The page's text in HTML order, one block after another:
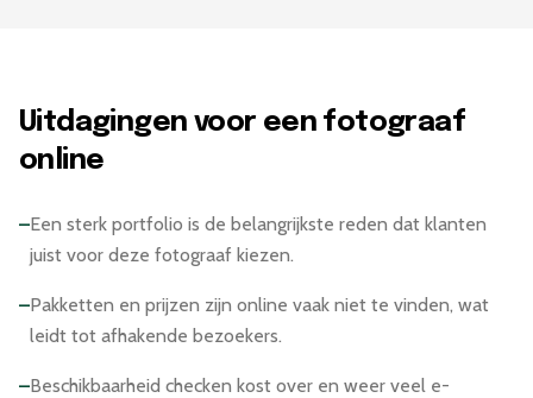
Uitdagingen voor een fotograaf
online
–Een sterk portfolio is de belangrijkste reden dat klanten
juist voor deze fotograaf kiezen.
–Pakketten en prijzen zijn online vaak niet te vinden, wat
leidt tot afhakende bezoekers.
–Beschikbaarheid checken kost over en weer veel e-